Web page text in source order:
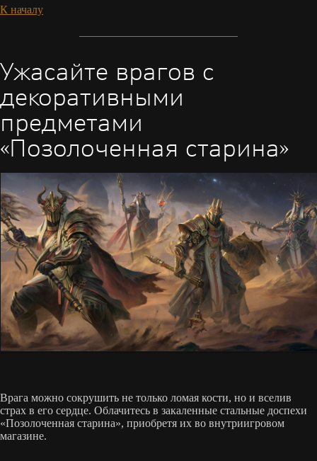
К началу
Ужасайте врагов с
декоративными
предметами
«Позолоченная старина»
Врага можно сокрушить не только ломая кости, но и вселив
страх в его сердце. Облачитесь в закаленные стальные доспехи
«Позолоченная старина», приобретя их во внутриигровом
магазине.